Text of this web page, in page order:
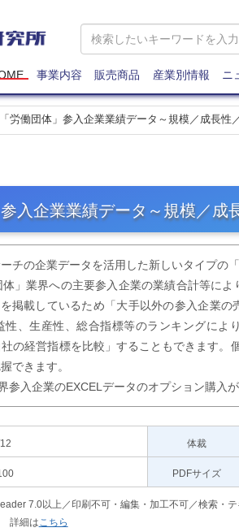
事業内容 販売商品 産業別情報 ニ
労働団体」参入企業業績データ～規模／成長性
入企業業績データ～規模／成
チの企業データを活用した新しいタイプの
」業界への主要参入企業の業績合計等によ
掲載しているため「大手以外の参入企業の
性、生産性、総合指標等のランキングによ
の経営指標を比較」することもできます。
できます。
入企業のEXCELデータのオプション購入が
体裁
PDFサイズ
7.0以上／印刷不可・編集・加工不可／検索・
詳細は こちら